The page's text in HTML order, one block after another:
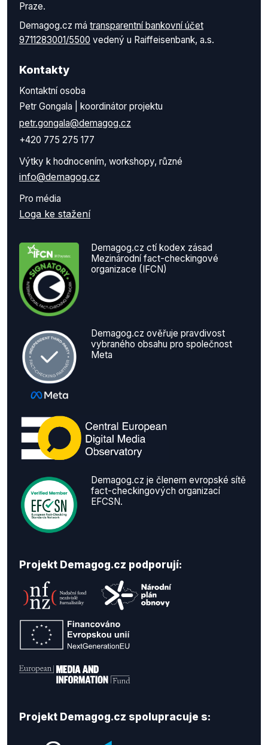
Praze.
Demagog.cz má transparentní bankovní účet
9711283001/5500 vedený u Raiffeisenbank, a.s.
Kontakty
Kontaktní osoba
Petr Gongala | koordinátor projektu
petr.gongala@demagog.cz
+420 775 275 177
Výtky k hodnocením, workshopy, různé
info@demagog.cz
Pro média
Loga ke stažení
Demagog.cz ctí kodex zásad
Mezinárodní fact-checkingové
organizace (IFCN)
Demagog.cz ověřuje pravdivost
vybraného obsahu pro společnost
Meta
Demagog.cz je členem evropské sítě
fact-checkingových organizací
EFCSN.
Projekt Demagog.cz podporují:
Projekt Demagog.cz spolupracuje s: